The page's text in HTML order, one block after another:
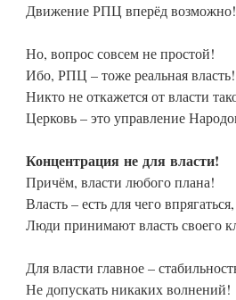
Движение РПЦ вперёд возможно!
Но, вопрос совсем не простой!
Ибо, РПЦ – тоже реальная власть!
Никто не откажется от власти
Церковь – это управление
Концентрация не для власти!
Причём, власти любого плана!
Власть – есть для чего впрягаться,
Люди принимают власть своего
Для власти главное –
Не допускать никаких волнений!